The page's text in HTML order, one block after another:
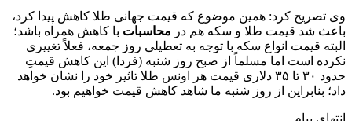
وی تصریح کرد: همین موضوع که قیمت جهانی طلا کاهش پیدا کرد،
باعث شد قیمت طلا و سکه هم در محاسبات با کاهش همراه باشد؛
البته قیمت انواع سکه با توجه به تعطیلی روز جمعه، فعلاً تغییری
نکرده است اما مسلماً از صبح روز شنبه (فردا) این کاهش قیمتِ
حدود ۳۰ تا ۳۵ دلاری قیمت هر اونس طلا تاثیر خود را نشان خواهد
داد؛ بنابراین از روز شنبه ما شاهد کاهش قیمت خواهیم بود.
انتهای پیام